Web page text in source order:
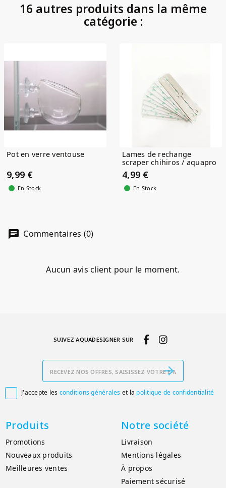
16 autres produits dans la même
catégorie :
Pot en verre ventouse
9,99 €
En Stock
Lames de rechange
scraper chihiros / aquapro
4,99 €
En Stock
Commentaires (0)
Aucun avis client pour le moment.
J'accepte les conditions générales et la politique de confidentialité
SUIVEZ AQUADESIGNER SUR
Produits
Promotions
Nouveaux produits
Meilleures ventes
Notre société
Livraison
Mentions légales
À propos
Paiement sécurisé